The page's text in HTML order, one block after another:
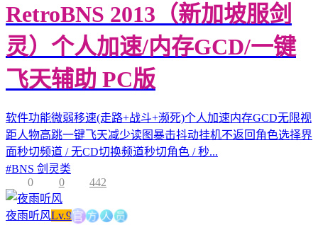
RetroBNS 2013（新加坡服剑
灵）个人加速/内存GCD/一键
飞天辅助 PC版
软件功能微弱移速(走路+战斗+濒死)个人加速内存GCD无限视
距人物高跳一键飞天减少读图暴击抖动挂机不返回角色选择界
面秒切频道 / 无CD切换频道秒切角色 / 秒...
#BNS 剑灵类
0
0 442
夜雨听风Lv.9官方人员